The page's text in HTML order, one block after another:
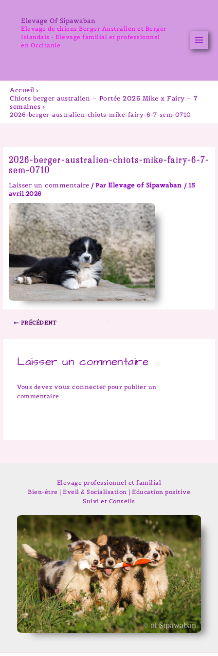
contenuElevage Of Sipawaban
Elevage de chiens Berger Australien et Berger
Islandais - Elevage familial et professionnel
en Occitanie
Accueil
Chiots berger australien – Portée 2026 Mike x Fairy – 7
semaines
2026-berger-australien-chiots-mike-fairy-6-7-sem-0710
2026-berger-australien-chiots-mike-fairy-6-7-
sem-0710
Laisser un commentaire / ParElevage of Sipawaban / 15
avril 2026
PRÉCÉDENT
Laisser un commentaire
Vous devez vous connecter pour publier un
commentaire.
Elevage professionnel et familial
Bien-être | Eveil & Socialisation | Education positive
Suivi et Conseils